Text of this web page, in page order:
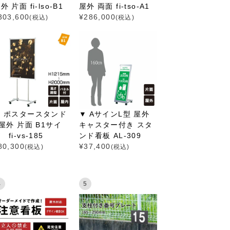
外 片面 fi-lso-B1
(税込)
屋外 両面 fi-tso-A1
¥286,000(税込)
スタースタンド
外 片面 B1サイ
fi-vs-185
(税込)
▼ AサインL型 屋外
キャスター付き スタ
ンド看板 AL-309
¥37,400(税込)
5